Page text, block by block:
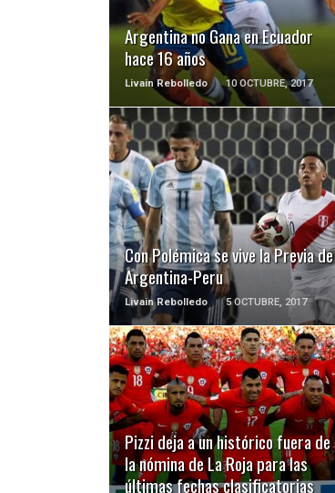
Argentina no Gana en Ecuador
hace 16 años
Livain Rebolledo 10 OCTUBRE, 2017
Con Polémica se vive la Previa de
Argentina-Peru
Livain Rebolledo 5 OCTUBRE, 2017
LEER MÁS
Pizzi deja a un histórico fuera de
la nómina de La Roja para las
últimas fechas clasificatorias
LEER MÁS